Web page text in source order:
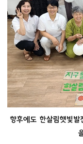
향후에도 한살림햇빛